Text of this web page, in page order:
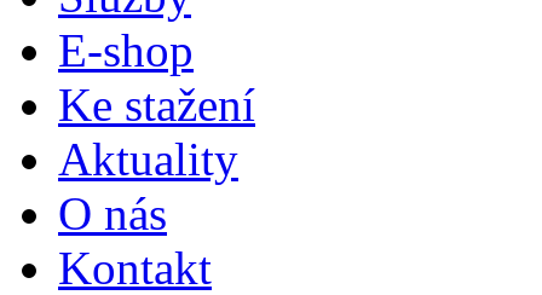
E-shop
Ke stažení
Aktuality
O nás
Kontakt